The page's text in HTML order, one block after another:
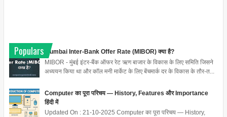
Populars
Mumbai Inter-Bank Offer Rate (MIBOR) क्या है?
MIBOR - मुंबई इंटर-बैंक ऑफर रेट ऋण बाजार के विकास के लिए समिति जिसने
अध्ययन किया था और कॉल मनी मार्केट के लिए बेंचमार्क दर के विकास के तौर-त...
Computer का पूरा परिचय — History, Features और Importance
हिंदी में
Updated On : 21-10-2025 Computer का पूरा परिचय — History,